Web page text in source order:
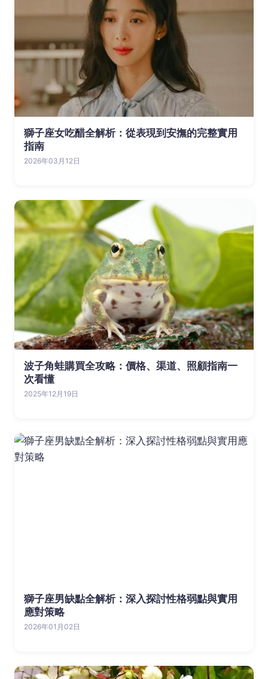
獅子座女吃醋全解析：從表現到安撫的完整實用
指南
2026年03月12日
波子角蛙購買全攻略：價格、渠道、照顧指南一
次看懂
2025年12月19日
獅子座男缺點全解析：深入探討性格弱點與實用
應對策略
2026年01月02日